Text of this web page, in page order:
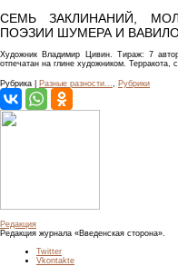
CЕМЬ ЗАКЛИНАНИЙ,
ПОЭЗИИ ШУМЕРА И
Художник Владимир Цивин. Тираж: 7
отпечатан на глине художником. Терракота,
Рубрика | Разные разности... Рубрики
Редакция
Редакция журнала «Введенская сторона».
Twitter
Vkontakte